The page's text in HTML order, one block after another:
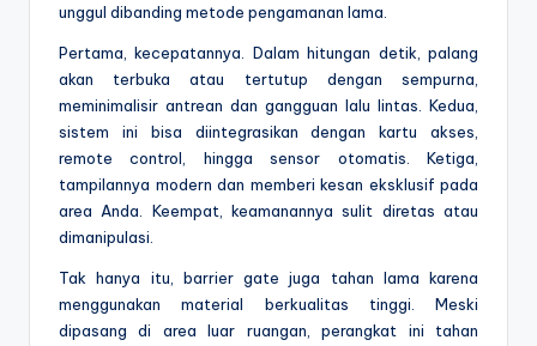
unggul dibanding metode pengamanan lama.
Pertama, kecepatannya. Dalam hitungan detik, palang
akan terbuka atau tertutup dengan sempurna,
meminimalisir antrean dan gangguan lalu lintas. Kedua,
sistem ini bisa diintegrasikan dengan kartu akses,
remote control, hingga sensor otomatis. Ketiga,
tampilannya modern dan memberi kesan eksklusif pada
area Anda. Keempat, keamanannya sulit diretas atau
dimanipulasi.
Tak hanya itu, barrier gate juga tahan lama karena
menggunakan material berkualitas tinggi. Meski
dipasang di area luar ruangan, perangkat ini tahan